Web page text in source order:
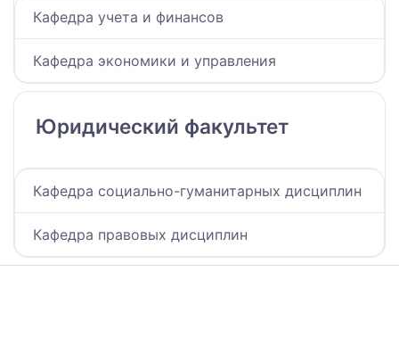
Кафедра учета и финансов
Кафедра экономики и управления
Юридический факультет
Кафедра социально-гуманитарных дисциплин
Кафедра правовых дисциплин